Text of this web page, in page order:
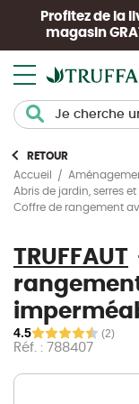
Profitez de la
magasin
RETOUR
Accueil
Abris de jardin, serres
Coffre de rangement
TRUFFAUT
4.5 (2)
Réf. : 788407